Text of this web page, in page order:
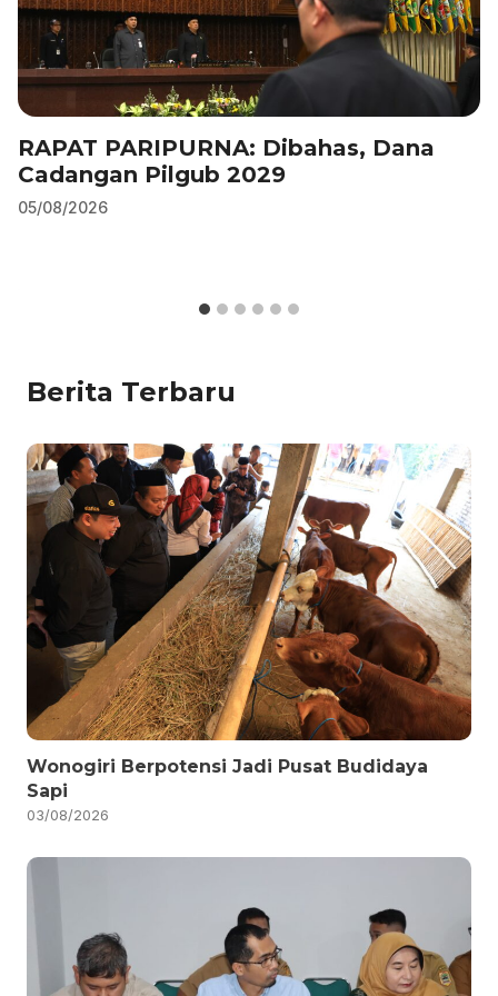
RAPAT PARIPURNA: Dibahas, Dana
Cadangan Pilgub 2029
05/08/2026
Berita Terbaru
Wonogiri Berpotensi Jadi Pusat Budidaya
Sapi
03/08/2026